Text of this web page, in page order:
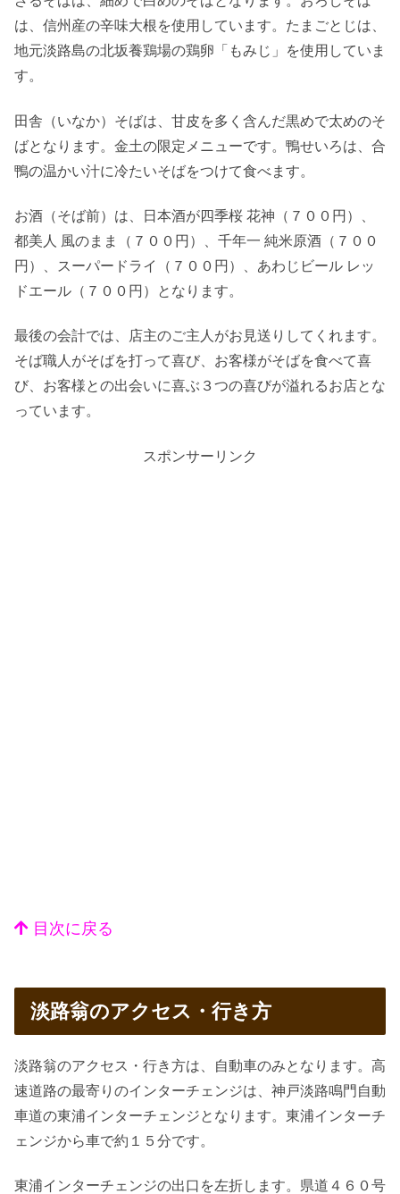
は、信州産の辛味大根を使用しています。たまごとじは、
地元淡路島の北坂養鶏場の鶏卵「もみじ」を使用していま
す。
田舎（いなか）そばは、甘皮を多く含んだ黒めで太めのそ
ばとなります。金土の限定メニューです。鴨せいろは、合
鴨の温かい汁に冷たいそばをつけて食べます。
お酒（そば前）は、日本酒が四季桜 花神（７００円）、
都美人 風のまま（７００円）、千年一 純米原酒（７００
円）、スーパードライ（７００円）、あわじビール レッ
ドエール（７００円）となります。
最後の会計では、店主のご主人がお見送りしてくれます。
そば職人がそばを打って喜び、お客様がそばを食べて喜
び、お客様との出会いに喜ぶ３つの喜びが溢れるお店とな
っています。
スポンサーリンク
目次に戻る
淡路翁のアクセス・行き方
淡路翁のアクセス・行き方は、自動車のみとなります。高
速道路の最寄りのインターチェンジは、神戸淡路鳴門自動
車道の東浦インターチェンジとなります。東浦インターチ
ェンジから車で約１５分です。
東浦インターチェンジの出口を左折します。県道４６０号